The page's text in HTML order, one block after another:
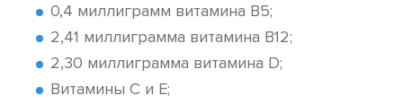
0,4 миллиграмм витамина В5;
2,41 миллиграмма витамина В12;
2,30 миллиграмма витамина D;
Витамины С и Е;